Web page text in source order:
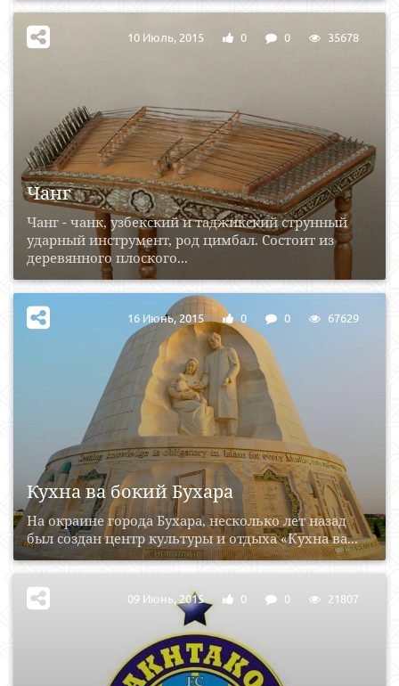
Чанг
Чанг - чанк, узбекский и таджикский струнный
ударный инструмент, род цимбал. Состоит из
деревянного плоского...
10 Июль, 2015 0 0 35678
Кухна ва бокий Бухара
На окраине города Бухара, несколько лет назад
был создан центр культуры и отдыха «Кухна ва...
16 Июнь, 2015 0 0 67629
09 Июнь, 2015 0 0 21807